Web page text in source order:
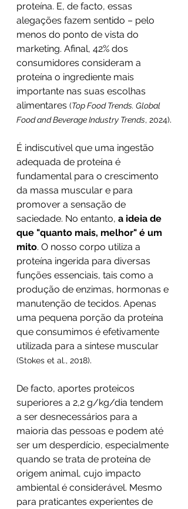
proteína. E, de facto, essas
alegações fazem sentido – pelo
menos do ponto de vista do
marketing. Afinal, 42% dos
consumidores consideram a
proteína o ingrediente mais
importante nas suas escolhas
alimentares (Top Food Trends. Global
Food and Beverage Industry Trends, 2024).
É indiscutível que uma ingestão
adequada de proteína é
fundamental para o crescimento
da massa muscular e para
promover a sensação de
saciedade. No entanto, a ideia de
que "quanto mais, melhor" é um
mito. O nosso corpo utiliza a
proteína ingerida para diversas
funções essenciais, tais como a
produção de enzimas, hormonas e
manutenção de tecidos. Apenas
uma pequena porção da proteína
que consumimos é efetivamente
utilizada para a síntese muscular
(Stokes et al., 2018).
De facto, aportes proteicos
superiores a 2,2 g/kg/dia tendem
a ser desnecessários para a
maioria das pessoas e podem até
ser um desperdício, especialmente
quando se trata de proteína de
origem animal, cujo impacto
ambiental é considerável. Mesmo
para praticantes experientes de